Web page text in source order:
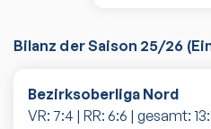
Bilanz der Saison 25/26 (
Bezirksoberliga Nord
VR: 7:4 | RR: 6:6 | gesamt: 13: